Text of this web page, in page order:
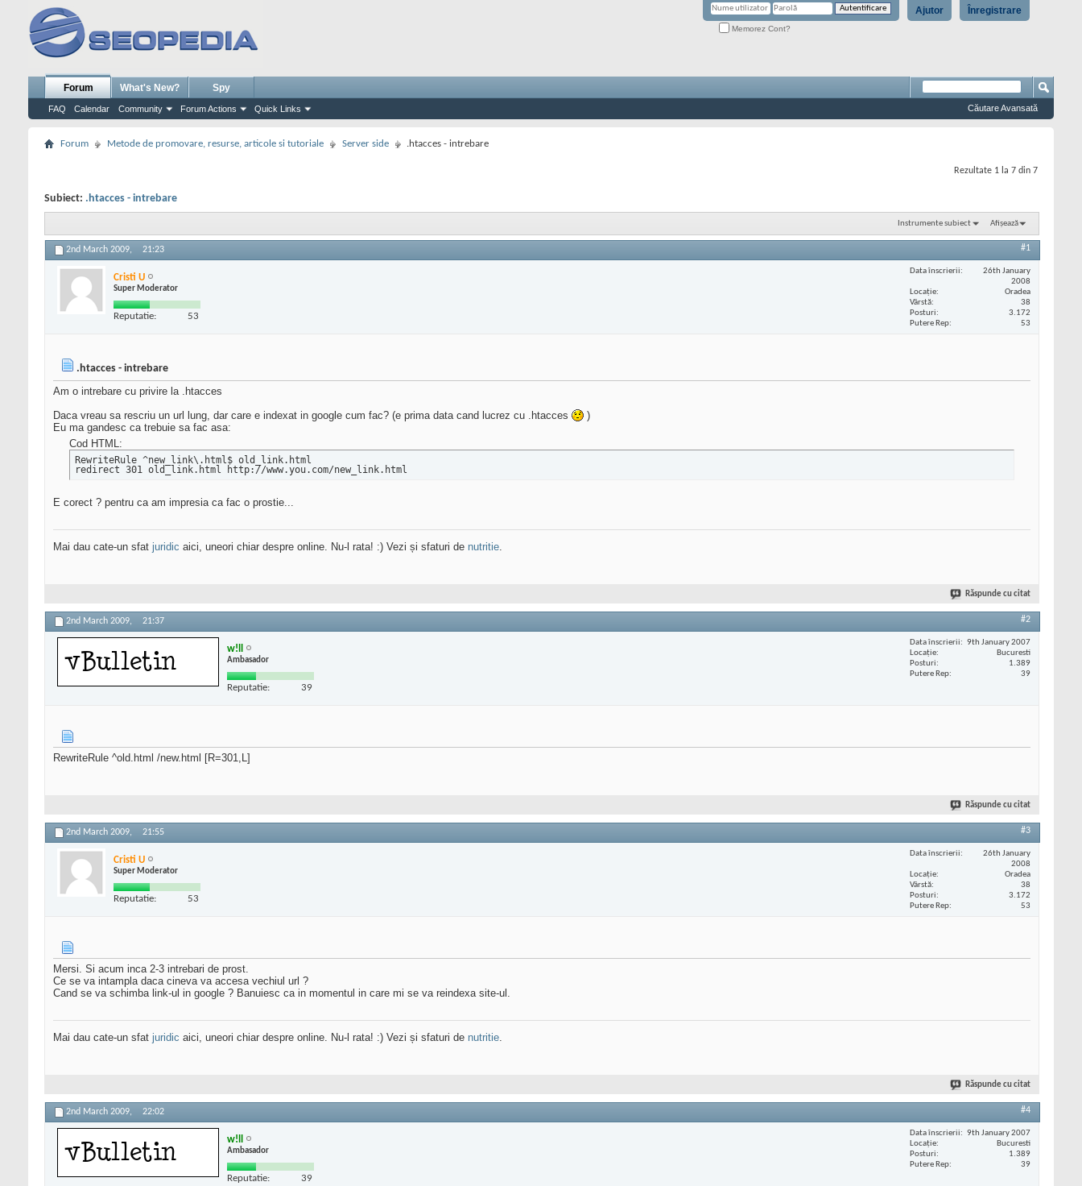
Înregistrare
Ajutor
Memorez Cont?
Forum
FAQ Calendar Community Forum Actions Quick Links
What's New? Spy
Căutare Avansată
Forum Metode de promovare, resurse, articole si tutoriale Server side .htacces - intrebare
Rezultate 1 la 7 din 7
Subiect: .htacces - intrebare
Instrumente subiect Afișează
2nd March 2009, 21:23 #1
Cristi U
Super Moderator
Reputatie: 53
Data înscrierii
26th January
2008
Locaţie
Oradea
Vârstă
38
Posturi
3.172
Putere Rep
53
.htacces - intrebare
Am o intrebare cu privire la .htacces
Daca vreau sa rescriu un url lung, dar care e indexat in google cum fac? (e prima data cand lucrez cu .htacces
)
Eu ma gandesc ca trebuie sa fac asa:
Cod HTML:
RewriteRule ^new_link\.html$ old_link.html
redirect 301 old_link.html http://www.you.com/new_link.html
E corect ? pentru ca am impresia ca fac o prostie...
Mai dau cate-un sfat juridic aici, uneori chiar despre online. Nu-l rata! :) Vezi și sfaturi de nutritie.
Răspunde cu citat
2nd March 2009, 21:37 #2
w!ll
Ambasador
Reputatie: 39
Data înscrierii
9th January 2007
Locaţie
Bucuresti
Posturi
1.389
Putere Rep
39
RewriteRule ^old.html /new.html [R=301,L]
Răspunde cu citat
2nd March 2009, 21:55 #3
Cristi U
Super Moderator
Reputatie: 53
Data înscrierii
26th January
2008
Locaţie
Oradea
Vârstă
38
Posturi
3.172
Putere Rep
53
Mersi. Si acum inca 2-3 intrebari de prost.
Ce se va intampla daca cineva va accesa vechiul url ?
Cand se va schimba link-ul in google ? Banuiesc ca in momentul in care mi se va reindexa site-ul.
Mai dau cate-un sfat juridic aici, uneori chiar despre online. Nu-l rata! :) Vezi și sfaturi de nutritie.
Răspunde cu citat
2nd March 2009, 22:02 #4
w!ll
Ambasador
Reputatie: 39
Data înscrierii
9th January 2007
Locaţie
Bucuresti
Posturi
1.389
Putere Rep
39